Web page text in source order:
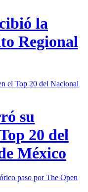
la
Regional
su
20 del
México